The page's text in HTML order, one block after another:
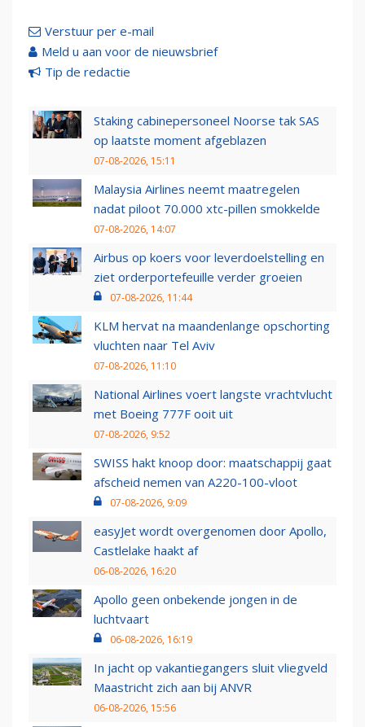
Verstuur per e-mail
Meld u aan voor de nieuwsbrief
Tip de redactie
Staking cabinepersoneel Noorse tak SAS
op laatste moment afgeblazen
07-08-2026, 15:11
Malaysia Airlines neemt maatregelen
nadat piloot 70.000 xtc-pillen smokkelde
07-08-2026, 14:07
Airbus op koers voor leverdoelstelling en
ziet orderportefeuille verder groeien
07-08-2026, 11:44
KLM hervat na maandenlange opschorting
vluchten naar Tel Aviv
07-08-2026, 11:10
National Airlines voert langste vrachtvlucht
met Boeing 777F ooit uit
07-08-2026, 9:52
SWISS hakt knoop door: maatschappij gaat
afscheid nemen van A220-100-vloot
07-08-2026, 9:09
easyJet wordt overgenomen door Apollo,
Castlelake haakt af
06-08-2026, 16:20
Apollo geen onbekende jongen in de
luchtvaart
06-08-2026, 16:19
In jacht op vakantiegangers sluit vliegveld
Maastricht zich aan bij ANVR
06-08-2026, 15:56